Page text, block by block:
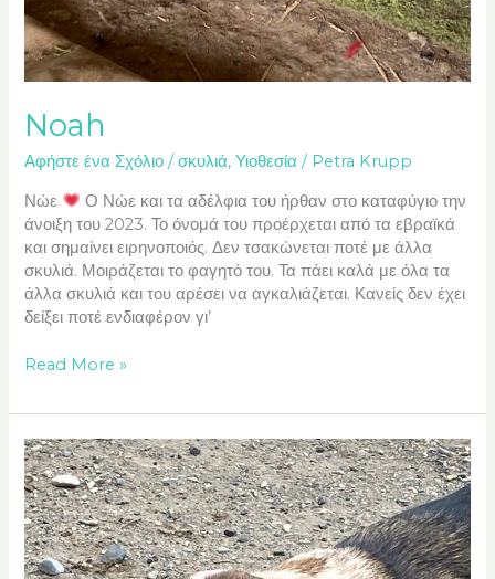
Noah
Αφήστε ένα Σχόλιο /σκυλιά,Υιοθεσία / Petra Krupp
Νώε
Ο Νώε και τα αδέλφια του ήρθαν στο καταφύγιο την
άνοιξη του 2023. Το όνομά του προέρχεται από τα εβραϊκά
και σημαίνει ειρηνοποιός. Δεν τσακώνεται ποτέ με άλλα
σκυλιά. Μοιράζεται το φαγητό του. Τα πάει καλά με όλα τα
άλλα σκυλιά και του αρέσει να αγκαλιάζεται. Κανείς δεν έχει
δείξει ποτέ ενδιαφέρον γι’
Read More »
Rida